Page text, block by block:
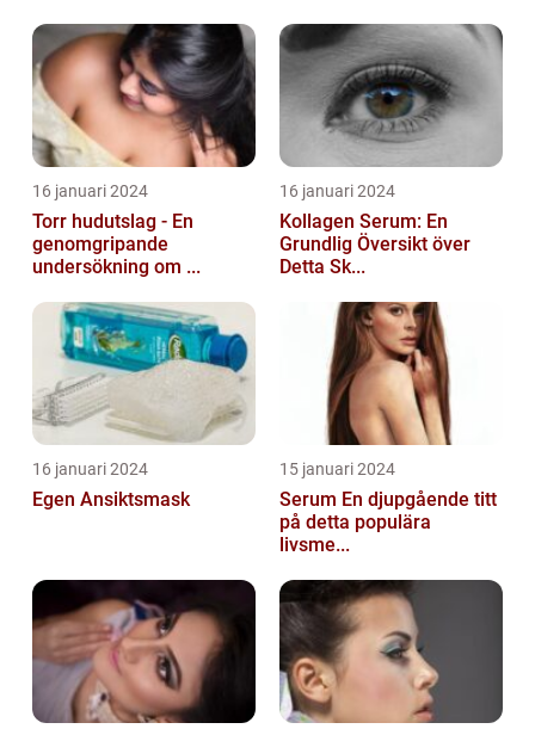
16 januari 2024
Torr hudutslag - En
genomgripande
undersökning om ...
16 januari 2024
Kollagen Serum: En
Grundlig Översikt över
Detta Sk...
16 januari 2024
Egen Ansiktsmask
15 januari 2024
Serum En djupgående titt
på detta populära
livsme...